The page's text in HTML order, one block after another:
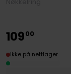
10900
Ikke på nettlager